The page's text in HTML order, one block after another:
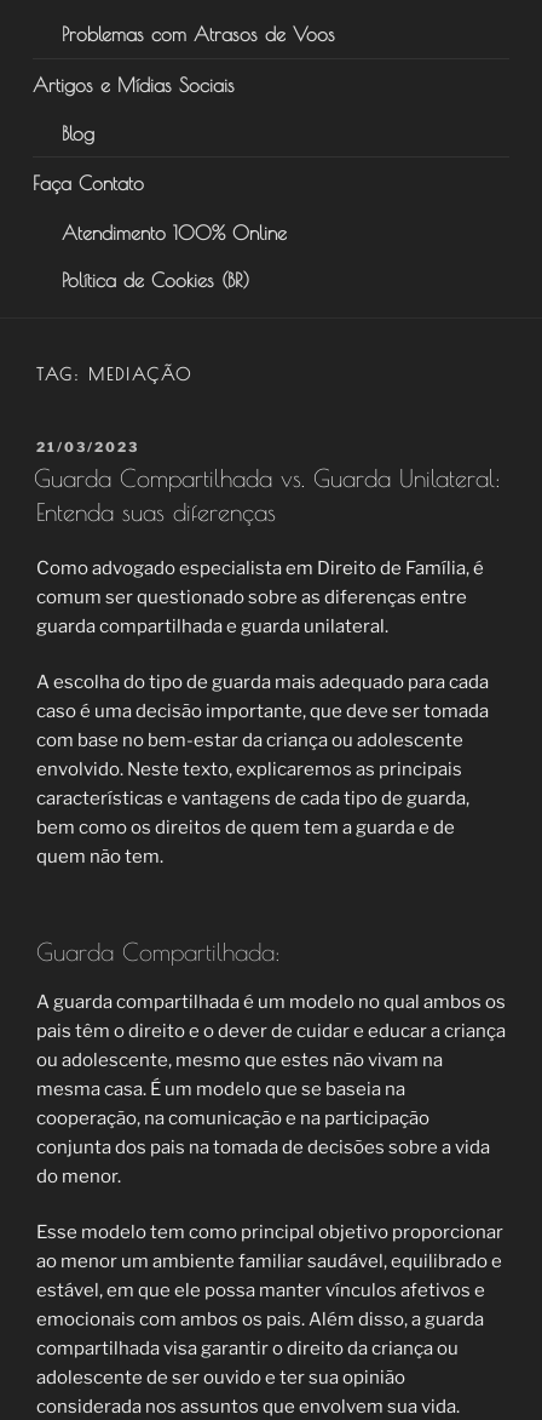
Problemas com Atrasos de Voos
Artigos e Mídias Sociais
Blog
Faça Contato
Atendimento 100% Online
Política de Cookies (BR)
TAG: MEDIAÇÃO
PUBLICADO
EM
21/03/2023
Guarda Compartilhada vs. Guarda Unilateral:
Entenda suas diferenças
Como advogado especialista em Direito de Família, é
comum ser questionado sobre as diferenças entre
guarda compartilhada e guarda unilateral.
A escolha do tipo de guarda mais adequado para cada
caso é uma decisão importante, que deve ser tomada
com base no bem-estar da criança ou adolescente
envolvido. Neste texto, explicaremos as principais
características e vantagens de cada tipo de guarda,
bem como os direitos de quem tem a guarda e de
quem não tem.
Guarda Compartilhada:
A guarda compartilhada é um modelo no qual ambos os
pais têm o direito e o dever de cuidar e educar a criança
ou adolescente, mesmo que estes não vivam na
mesma casa. É um modelo que se baseia na
cooperação, na comunicação e na participação
conjunta dos pais na tomada de decisões sobre a vida
do menor.
Esse modelo tem como principal objetivo proporcionar
ao menor um ambiente familiar saudável, equilibrado e
estável, em que ele possa manter vínculos afetivos e
emocionais com ambos os pais. Além disso, a guarda
compartilhada visa garantir o direito da criança ou
adolescente de ser ouvido e ter sua opinião
considerada nos assuntos que envolvem sua vida.